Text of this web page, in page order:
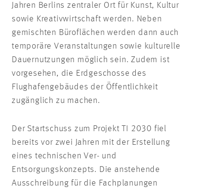
Jahren Berlins zentraler Ort für Kunst, Kultur
sowie Kreativwirtschaft werden. Neben
gemischten Büroflächen werden dann auch
temporäre Veranstaltungen sowie kulturelle
Dauernutzungen möglich sein. Zudem ist
vorgesehen, die Erdgeschosse des
Flughafengebäudes der Öffentlichkeit
zugänglich zu machen.
Der Startschuss zum Projekt TI 2030 fiel
bereits vor zwei Jahren mit der Erstellung
eines technischen Ver- und
Entsorgungskonzepts. Die anstehende
Ausschreibung für die Fachplanungen